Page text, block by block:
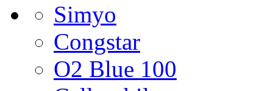
Simyo
Congstar
O2 Blue 100